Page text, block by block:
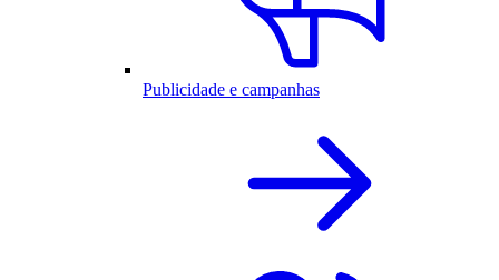
Publicidade e campanhas